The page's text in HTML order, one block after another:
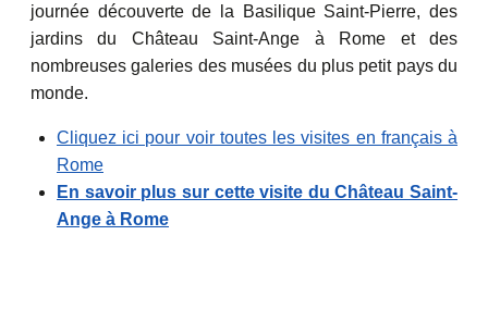
journée découverte de la Basilique Saint-Pierre, des
jardins du Château Saint-Ange à Rome et des
nombreuses galeries des musées du plus petit pays du
monde.
Cliquez ici pour voir toutes les visites en français à
Rome
En savoir plus sur cette visite du Château Saint-
Ange à Rome